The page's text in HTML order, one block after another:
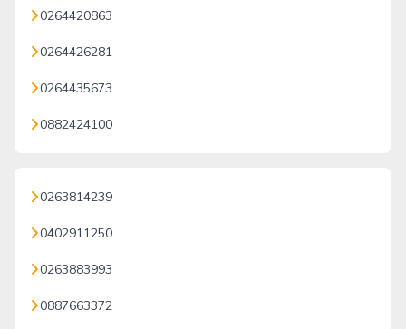
0264420863
0264426281
0264435673
0882424100
0263814239
0402911250
0263883993
0887663372